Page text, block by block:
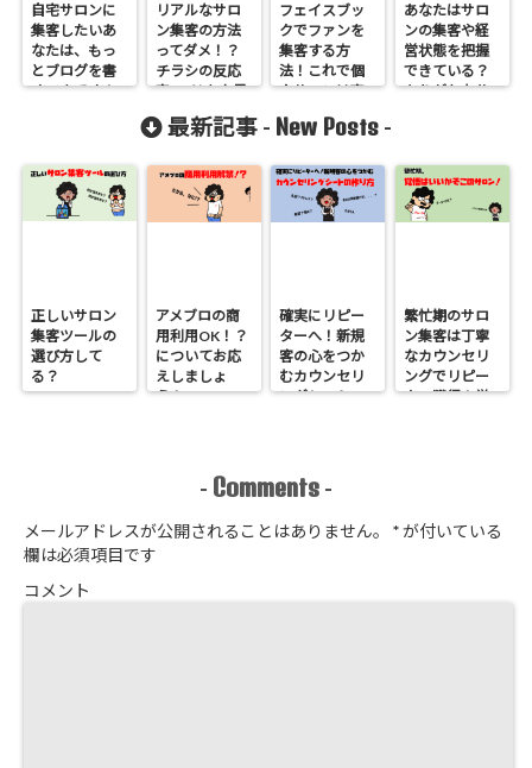
自宅サロンに
集客したいあ
なたは、もっ
とブログを書
くべきです！
リアルなサロ
ン集客の方法
ってダメ！？
チラシの反応
率0.3％を上昇
させるために
今考えるこ
フェイスブッ
クでファンを
集客する方
法！これで個
人サロンは売
あなたはサロ
ンの集客や経
営状態を把握
できている？
ありがちな分
最新記事 - New Posts -
正しいサロン
集客ツールの
選び方して
る？
アメブロの商
用利用OK！？
についてお応
えしましょ
う！
確実にリピー
ターへ！新規
客の心をつか
むカウンセリ
ングシートの
繁忙期のサロ
ン集客は丁寧
なカウンセリ
ングでリピー
ター獲得！覚
- Comments -
メールアドレスが公開されることはありません。 *が付いている
欄は必須項目です
コメント